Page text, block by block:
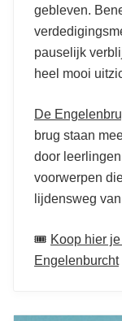
gebleven.
pauselijk
heel mooi
De
brug staan
door
voorwerpen
lijdensweg
🎟️ Koop hier je
Engelenburcht